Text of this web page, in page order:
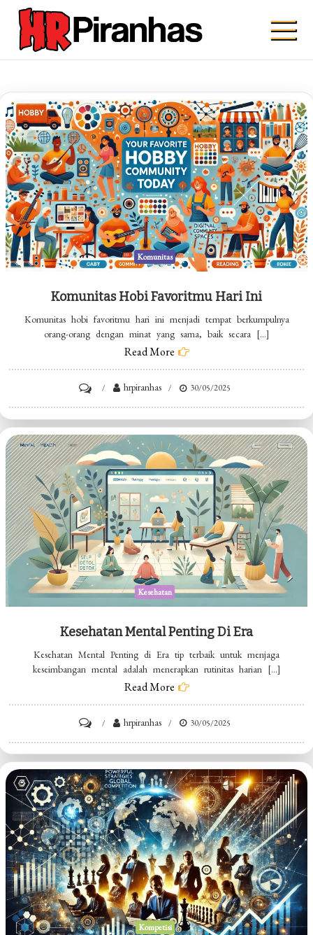
content
Hrpiranhas.com
Kuat, Cepat, Bersama
Komunitas
Komunitas Hobi Favoritmu Hari Ini
Komunitas hobi favoritmu hari ini menjadi tempat berkumpulnya
orang-orang dengan minat yang sama, baik secara […]
Read More
Komunitas
Hobi
Favoritmu
Hari
Ini
hrpiranhas 30/05/2025
Kesehatan
Kesehatan Mental Penting Di Era
Kesehatan Mental Penting di Era tip terbaik untuk menjaga
keseimbangan mental adalah menerapkan rutinitas harian […]
Read More
Kesehatan
Mental
Penting
di
Era
hrpiranhas 30/05/2025
Kompetisi